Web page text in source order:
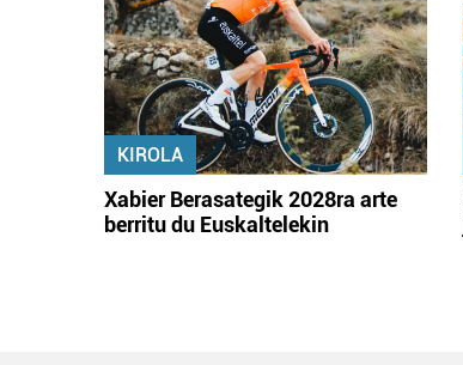
KIROLA
Xabier Berasategik 2028ra arte
berritu du Euskaltelekin